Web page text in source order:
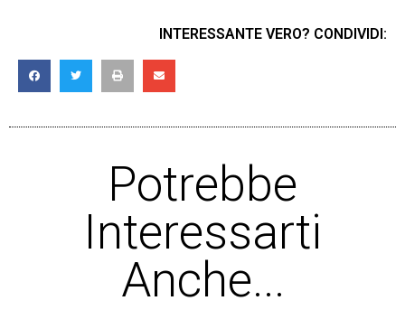
INTERESSANTE VERO? CONDIVIDI:
Potrebbe
Interessarti
Anche...